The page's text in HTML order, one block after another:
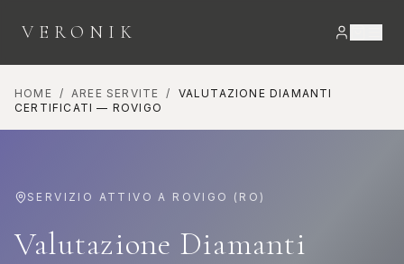
VERONIK
HOME / AREE SERVITE /
VALUTAZIONE DIAMANTI
CERTIFICATI — ROVIGO
SERVIZIO ATTIVO A ROVIGO ( RO)
Valutazione Diamanti